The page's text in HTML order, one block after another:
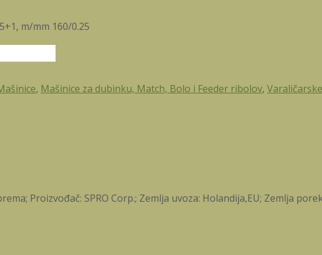
m/mm 160/0.25
, Mašinice za dubinku, Match, Bolo i Feeder ribolov,
Proizvođač: SPRO Corp.; Zemlja uvoza: Holandija,EU; Zemlja